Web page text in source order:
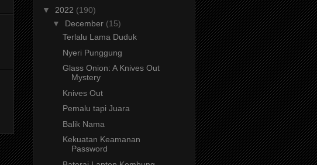
▼ 2022 (190)
▼ December (15)
Terlalu Lama Duduk
Nyeri Punggung
Glass Onion: A Knives Out
Mystery
Knives Out
Pemalu tapi Juara
Balik Nama
Kekuatan Keamanan
Password